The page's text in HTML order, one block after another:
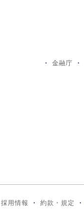
金融庁
採用情報 約款・規定